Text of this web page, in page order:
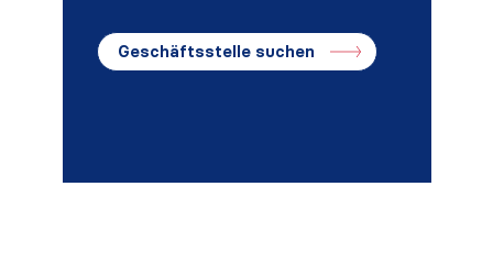
Geschäftsstelle suchen